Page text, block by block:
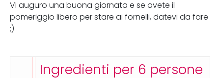
Vi auguro una buona giornata e se avete il
pomeriggio libero per stare ai fornelli, datevi da fare
;)
Ingredienti per 6 persone